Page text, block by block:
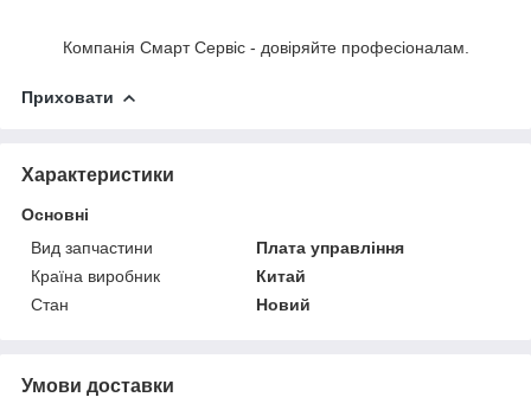
Компанія Смарт Сервіс - довіряйте професіоналам.
Приховати
Характеристики
Основні
Вид запчастини
Плата управління
Країна виробник
Китай
Стан
Новий
Умови доставки